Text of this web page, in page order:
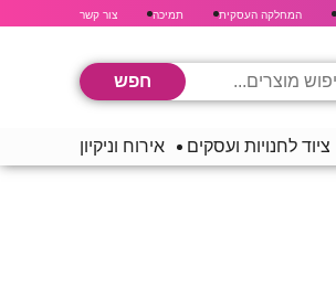
המחלקה העסקית תמיכה צור קשר
ציוד לחנויות ועסקים אירוח וניקיון